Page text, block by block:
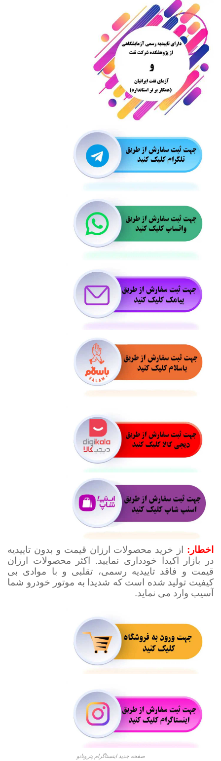
اخطار:
از خرید محصولات ارزان قیمت و بدون تاییدیه
در بازار اکیدا خودداری نمایید. اکثر محصولات ارزان
قیمت و فاقد تاییدیه رسمی، تقلبی و با موادی بی
کیفیت تولید شده است که شدیدا به موتور خودرو شما
آسیب وارد می نماید.
صفحه جدید اینستاگرام پترونانو